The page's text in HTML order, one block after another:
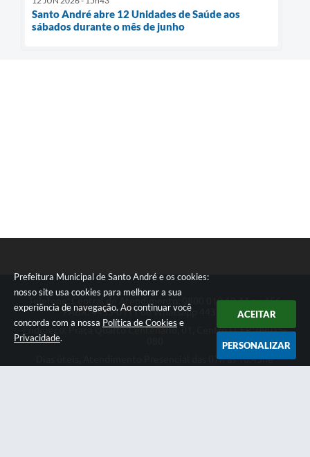
Prefeitura Municipal de Santo André e os cookies:
nosso site usa cookies para melhorar a sua
experiência de navegação. Ao continuar você
concorda com a nossa Política de Cookies e
Privacidade.
ACEITAR
PERSONALIZAR
Santo André abre 12 Unidades de Saúde aos
sábados durante o mês de junho
Telefone: Central de Atendimento: 0800 019 19 44 ou 156
PABX: 4433-0111 ou Whatsapp 4433-0123
Endereço: Praça Quarto Centenário, 01, Centro | CEP: 09015-
Dias úteis, Atendimento Presencial das 07h as 18:45he